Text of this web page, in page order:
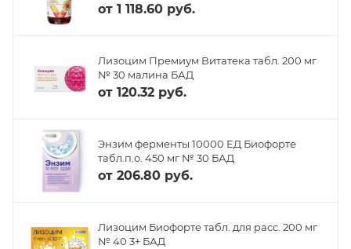
от 1 118.60 руб.
Лизоцим Премиум Витатека табл. 200 мг
№ 30 малина БАД
от 120.32 руб.
Энзим ферменты 10000 ЕД Биофорте
табл.п.о. 450 мг № 30 БАД
от 206.80 руб.
Лизоцим Биофорте табл. для расс. 200 мг
№ 40 3+ БАД